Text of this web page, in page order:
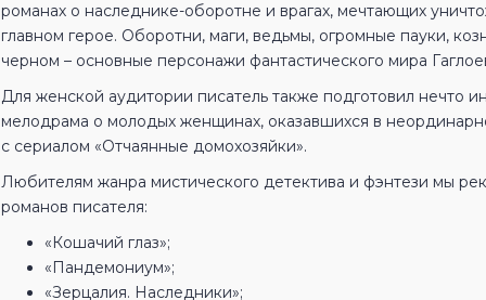
романах о наследнике-оборотне и врагах, мечтающих
главном герое. Оборотни, маги, ведьмы, огромные пауки,
черном – основные персонажи фантастического мира
Для женской аудитории писатель также подготовил нечто
мелодрама о молодых женщинах, оказавшихся в
с сериалом «Отчаянные домохозяйки».
Любителям жанра мистического детектива и фэнтези мы
романов писателя:
«Кошачий глаз»;
«Пандемониум»;
«Зерцалия. Наследники»;